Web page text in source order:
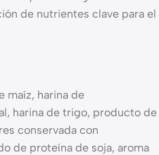
de nutrientes clave para el
maíz, harina de
harina de trigo, producto de
conservada con
de proteína de soja, aroma